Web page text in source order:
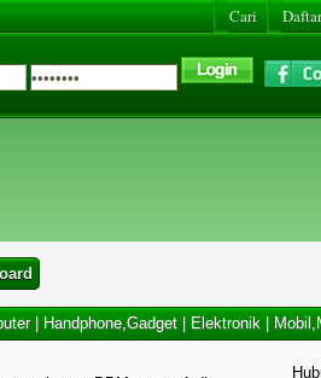
Cari
| Handphone,Gadget| Elektronik|